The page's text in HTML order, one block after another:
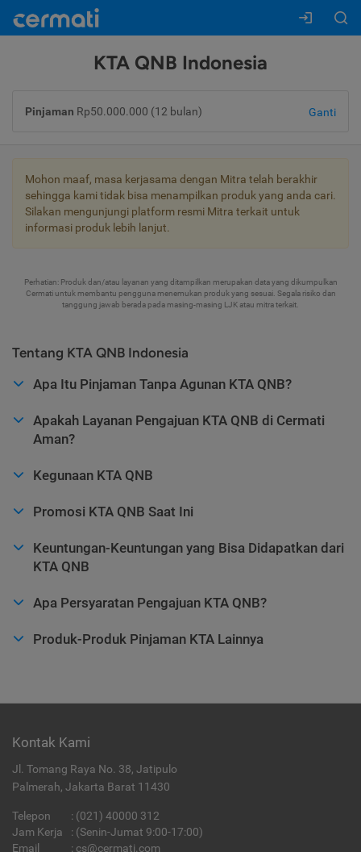
KTA QNB Indonesia
Pinjaman Rp50.000.000 (12 bulan) Ganti
Mohon maaf, masa kerjasama dengan Mitra telah berakhir
sehingga kami tidak bisa menampilkan produk yang anda cari.
Silakan mengunjungi platform resmi Mitra terkait untuk
informasi produk lebih lanjut.
Perhatian: Produk dan/atau layanan yang ditampilkan merupakan data yang dikumpulkan
Cermati untuk membantu pengguna menemukan produk yang sesuai. Segala risiko dan
tanggung jawab berada pada masing-masing LJK atau mitra terkait.
Tentang KTA QNB Indonesia
Apa Itu Pinjaman Tanpa Agunan KTA QNB?
Apakah Layanan Pengajuan KTA QNB di Cermati
Aman?
Kegunaan KTA QNB
Promosi KTA QNB Saat Ini
Keuntungan-Keuntungan yang Bisa Didapatkan dari
KTA QNB
Apa Persyaratan Pengajuan KTA QNB?
Produk-Produk Pinjaman KTA Lainnya
Kontak Kami
Jl. Tomang Raya No. 38, Jatipulo
Palmerah, Jakarta Barat 11430
Telepon : (021) 40000 312
Jam Kerja
: (Senin-Jumat 9:00-17:00)
Email
: cs@cermati.com